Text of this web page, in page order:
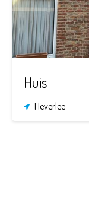
Huis
Heverlee